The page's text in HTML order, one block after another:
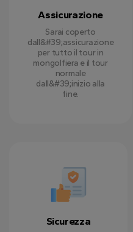
Assicurazione
Sarai coperto
dall&#39;assicurazione
per tutto il tour in
mongolfiera e il tour
normale
dall&#39;inizio alla
fine.
Sicurezza